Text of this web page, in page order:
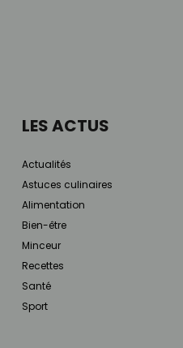
LES ACTUS
Actualités
Astuces culinaires
Alimentation
Bien-être
Minceur
Recettes
Santé
Sport